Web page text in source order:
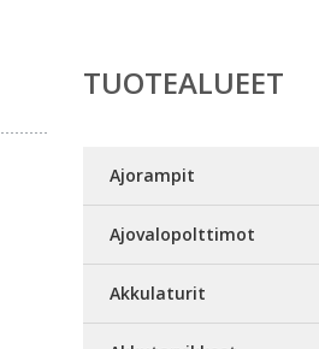
TUOTEALUEET
Ajorampit
Ajovalopolttimot
Akkulaturit